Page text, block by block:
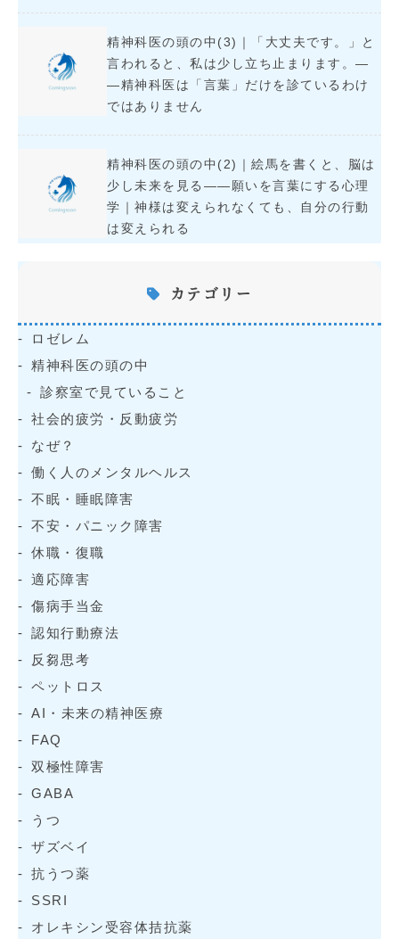
精神科医の頭の中(3)｜「大丈夫です。」と
言われると、私は少し立ち止まります。―
―精神科医は「言葉」だけを診ているわけ
ではありません
精神科医の頭の中(2)｜絵馬を書くと、脳は
少し未来を見る――願いを言葉にする心理
学｜神様は変えられなくても、自分の行動
は変えられる
カテゴリー
ロゼレム
精神科医の頭の中
診察室で見ていること
社会的疲労・反動疲労
なぜ？
働く人のメンタルヘルス
不眠・睡眠障害
不安・パニック障害
休職・復職
適応障害
傷病手当金
認知行動療法
反芻思考
ペットロス
AI・未来の精神医療
FAQ
双極性障害
GABA
うつ
ザズベイ
抗うつ薬
SSRI
オレキシン受容体拮抗薬